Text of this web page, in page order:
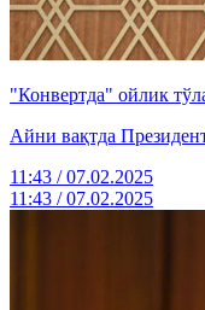
"Конвертда" ойлик
Айни вақтда
11:43 / 07.02.2025
11:43 / 07.02.2025